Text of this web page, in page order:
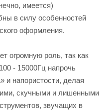
имеется)
в силу особенностей
оформления.
огромную роль, так как
- 15000Гц напрочь
и напористости, делая
скучными и лишенными
звучащих в